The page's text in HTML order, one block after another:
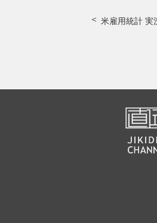
米雇用統計 実